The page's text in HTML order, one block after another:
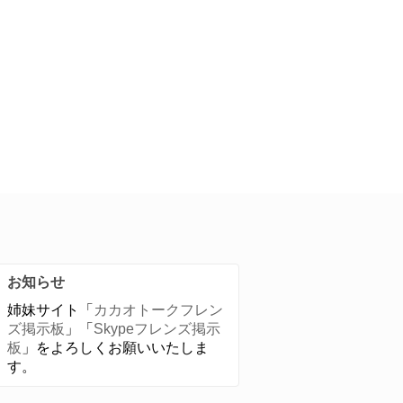
お知らせ
姉妹サイト「 カカオトークフレン
ズ掲示板 」「 Skypeフレンズ掲示
板 」をよろしくお願いいたしま
す。